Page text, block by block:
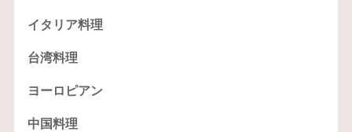
イタリア料理
台湾料理
ヨーロピアン
中国料理